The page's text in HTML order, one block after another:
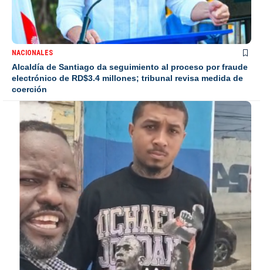
NACIONALES
Alcaldía de Santiago da seguimiento al proceso por fraude
electrónico de RD$3.4 millones; tribunal revisa medida de
coerción